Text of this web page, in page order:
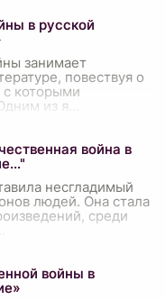
в русской
занимает
повествуя о
с которыми
из я
война в
несгладимый
людей. Она стала
среди
войны в